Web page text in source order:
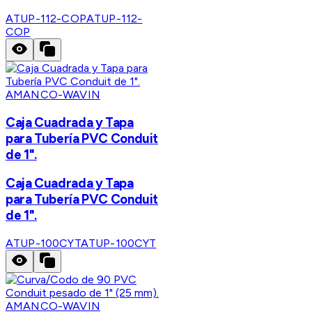
ATUP-112-COPATUP-112-
COP
AMANCO-WAVIN
Caja Cuadrada y Tapa
para Tubería PVC Conduit
de 1".
Caja Cuadrada y Tapa
para Tubería PVC Conduit
de 1".
ATUP-100CYTATUP-100CYT
AMANCO-WAVIN